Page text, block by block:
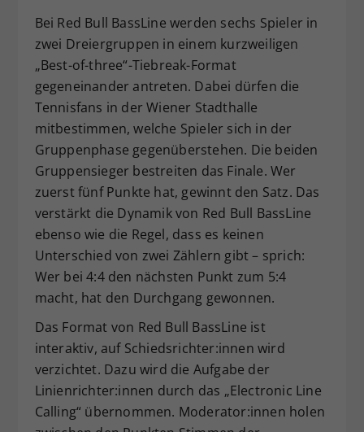
Bei Red Bull BassLine werden sechs Spieler in
zwei Dreiergruppen in einem kurzweiligen
„Best-of-three“-Tiebreak-Format
gegeneinander antreten. Dabei dürfen die
Tennisfans in der Wiener Stadthalle
mitbestimmen, welche Spieler sich in der
Gruppenphase gegenüberstehen. Die beiden
Gruppensieger bestreiten das Finale. Wer
zuerst fünf Punkte hat, gewinnt den Satz. Das
verstärkt die Dynamik von Red Bull BassLine
ebenso wie die Regel, dass es keinen
Unterschied von zwei Zählern gibt – sprich:
Wer bei 4:4 den nächsten Punkt zum 5:4
macht, hat den Durchgang gewonnen.
Das Format von Red Bull BassLine ist
interaktiv, auf Schiedsrichter:innen wird
verzichtet. Dazu wird die Aufgabe der
Linienrichter:innen durch das „Electronic Line
Calling“ übernommen. Moderator:innen holen